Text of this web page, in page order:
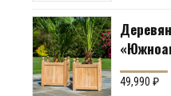
49,990₽